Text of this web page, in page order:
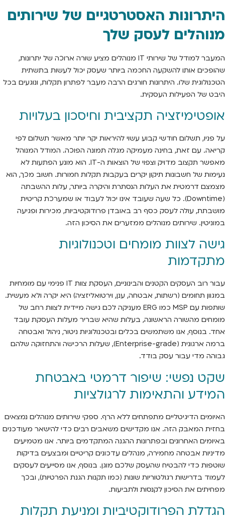
היתרונות האסטרטגיים של שירותים
מנוהלים לעסק שלך
המעבר למודל של שירותי IT מנוהלים מציע שורה ארוכה של יתרונות,
שהופכים אותו להשקעה החכמה ביותר שעסק יכול לעשות בתשתית
הטכנולוגית שלו. היתרונות חורגים הרבה מעבר לפתרון תקלות, ונוגעים בכל
היבט של הפעילות העסקית.
אופטימיזציה תקציבית וחיסכון בעלויות
על פניו, תשלום חודשי קבוע עשוי להיראות יקר יותר מאשר תשלום לפי
קריאה. עם זאת, בחינה מעמיקה מגלה תמונה הפוכה. המודל המנוהל
מאפשר תקצוב מדויק וצפוי של הוצאות ה-IT. הוא מונע הפתעות לא
נעימות של חשבונות תיקון יקרים בעקבות תקלות חמורות. חשוב מכך, הוא
מצמצם דרמטית את העלות הנסתרת והיקרה ביותר, עלות ההשבתה
(Downtime). כל שעה שעובד אינו יכול לעבוד או שמערכת קריטית
מושבתת, עולה לעסק כסף רב באובדן פרודוקטיביות, מכירות ופגיעה
במוניטין. שירותים מנוהלים ממזערים את הסיכון הזה.
גישה לצוות מומחים וטכנולוגיות
מתקדמות
עבור רוב העסקים הקטנים והבינוניים, העסקת צוות IT פנימי עם מומחיות
במגוון תחומים (רשתות, אבטחה, ענן, וירטואליזציה) היא יקרה ולא מעשית.
שותפות עם MSP כמו ERG מעניקה לכם גישה מיידית לצוות רחב של
מומחים מהשורה הראשונה, בעלות שהיא שבריר מעלות העסקת עובד
אחד. בנוסף, אנו משתמשים בכלים ובטכנולוגיות ניטור, ניהול ואבטחה
ברמה ארגונית (Enterprise-grade), שעלות הרכישה והתחזוקה שלהם
גבוהה מדי עבור עסק בודד.
שקט נפשי: שיפור דרמטי באבטחת
המידע והתאימות לרגולציות
האיומים הדיגיטליים מתפתחים ללא הרף. ספקי שירותים מנוהלים נמצאים
בחזית המאבק הזה. אנו מקדישים משאבים רבים כדי להישאר מעודכנים
באיומים האחרונים ובפתרונות ההגנה המתקדמים ביותר. אנו מטמיעים
מדיניות אבטחה מחמירה, מנהלים עדכונים קריטיים ומבצעים בדיקות
שוטפות כדי להבטיח שהעסק שלכם מוגן. בנוסף, אנו מסייעים לעסקים
לעמוד בדרישות רגולטוריות שונות (כמו תקנות הגנת הפרטיות), ובכך
מפחיתים את הסיכון לקנסות ולתביעות.
הגדלת הפרודוקטיביות ומניעת תקלות